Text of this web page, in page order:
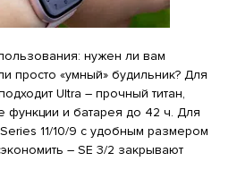
нужен ли вам
просто «умный» будильник? Для
Ultra – прочный титан,
функции и батарея до 42 ч. Для
11/10/9 с удобным размером
– SE 3/2 закрывают